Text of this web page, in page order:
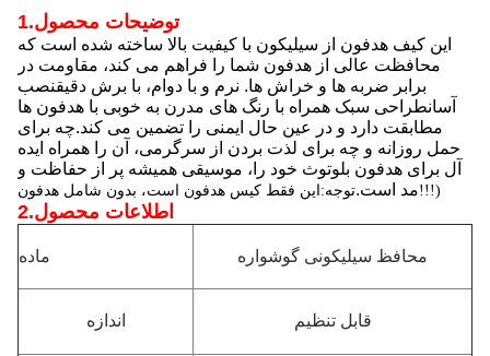
1.توضیحات محصول
این کیف هدفون از سیلیکون با کیفیت بالا ساخته شده است که
محافظت عالی از هدفون شما را فراهم می کند، مقاومت در
برابر ضربه ها و خراش ها. نرم و با دوام، با برش دقیقنصب
آسانطراحی سبک همراه با رنگ های مدرن به خوبی با هدفون ها
مطابقت دارد و در عین حال ایمنی را تضمین می کند.چه برای
حمل روزانه و چه برای لذت بردن از سرگرمی، آن را همراه ایده
آل برای هدفون بلوتوث خود را، موسیقی همیشه پر از حفاظت و
مد است.توجه:این فقط کیس هدفون است، بدون شامل هدفون!!!)
2.اطلاعات محصول
ماده محافظ سیلیکونی گوشواره
اندازه قابل تنظیم